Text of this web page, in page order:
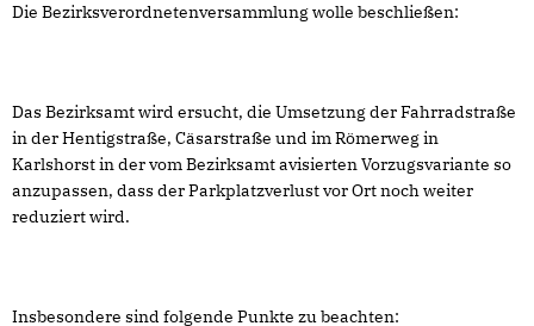
Die Bezirksverordnetenversammlung wolle beschließen:
Das Bezirksamt wird ersucht, die Umsetzung der Fahrradstraße
in der Hentigstraße, Cäsarstraße und im Römerweg in
Karlshorst in der vom Bezirksamt avisierten Vorzugsvariante so
anzupassen, dass der Parkplatzverlust vor Ort noch weiter
reduziert wird.
Insbesondere sind folgende Punkte zu beachten: